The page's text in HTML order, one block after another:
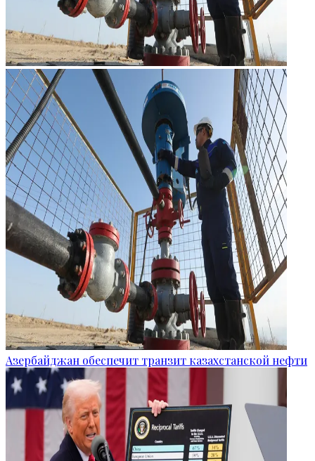
Азербайджан обеспечит транзит казахстанской нефти